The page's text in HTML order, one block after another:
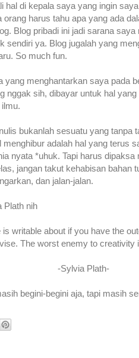
hal di kepala saya yang ingin
harus tahu apa yang ada
Blog pribadi ini jadi sarana
sendiri ya. Blog jugalah yang
So much fun.
yang menghantarkan saya pada
nggak sih, dibayar untuk hal
bukanlah sesuatu yang tanpa
adalah hal yang terus
nyata *uhuk. Tapi harus
jangan takut kehabisan bahan
dan jalan-jalan.
Plath nih
writable about if you have the
The worst enemy to creativity
-Sylvia Plath-
begini-begini aja, tapi masih